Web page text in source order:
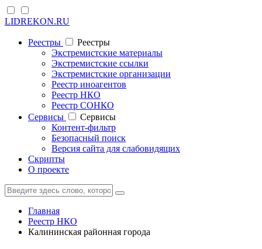
LIDREKON.RU
Реестры
Реестры
Экстремистские материалы
Экстремистские ссылки
Экстремистские организации
Реестр иноагентов
Реестр НКО
Реестр СОНКО
Cервисы
Cервисы
Контент-фильтр
Безопасный поиск
Версия сайта для слабовидящих
Скрипты
О проекте
Главная
Реестр НКО
Калининская районная города